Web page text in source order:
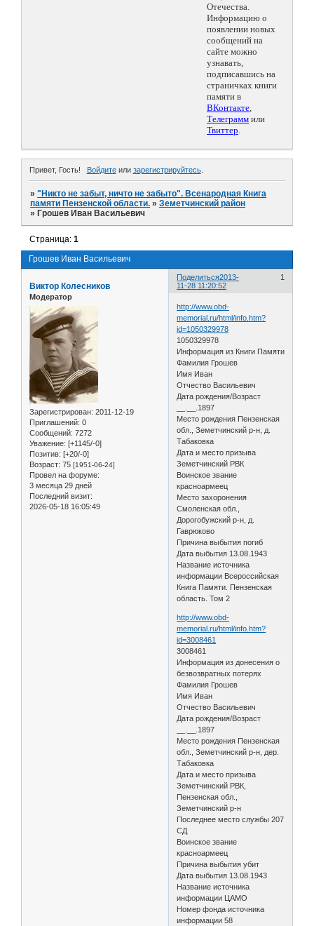
Отечества.
Информацию о
появлении новых
сообщений на
сайте можно
узнавать,
подписавшись на
страничках книги
памяти в
ВКонтакте,
Телеграмм или
Твиттер.
Привет, Гость! Войдитеили зарегистрируйтесь.
»"Никто не забыт, ничто не забыто". Всенародная Книга
памяти Пензенской области. »Земетчинский район
» Грошев Иван Васильевич
Грошев Иван Васильевич
Страница:1
Поделиться 1
2013-
11-28 11:20:52
Виктор Колесников
Модератор
Зарегистрирован: 2011-12-19
Приглашений: 0
Сообщений: 7272
Уважение: [+1145/-0]
Позитив: [+20/-0]
Возраст: 75 [1951-06-24]
Провел на форуме:
3 месяца 29 дней
Последний визит:
2026-05-18 16:05:49
http://www.obd-
memorial.ru/html/info.htm?
id=1050329978
1050329978
Информация из Книги Памяти
Фамилия Грошев
Имя Иван
Отчество Васильевич
Дата рождения/Возраст
__.__.1897
Место рождения Пензенская
обл., Земетчинский р-н, д.
Табаковка
Дата и место призыва
Земетчинский РВК
Воинское звание
красноармеец
Место захоронения
Смоленская обл.,
Дорогобужский р-н, д.
Гаврюково
Причина выбытия погиб
Дата выбытия 13.08.1943
Название источника
информации Всероссийская
Книга Памяти. Пензенская
область. Том 2
http://www.obd-
memorial.ru/html/info.htm?
id=3008461
3008461
Информация из донесения о
безвозвратных потерях
Фамилия Грошев
Имя Иван
Отчество Васильевич
Дата рождения/Возраст
__.__.1897
Место рождения Пензенская
обл., Земетчинский р-н, дер.
Табаковка
Дата и место призыва
Земетчинский РВК,
Пензенская обл.,
Земетчинский р-н
Последнее место службы 207
СД
Воинское звание
красноармеец
Причина выбытия убит
Дата выбытия 13.08.1943
Название источника
информации ЦАМО
Номер фонда источника
информации 58